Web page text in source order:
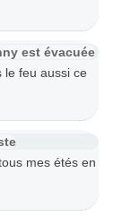
est évacuée
le feu aussi ce
mes étés en